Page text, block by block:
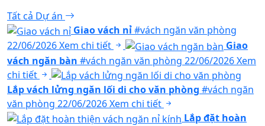
Tất cả Dự án
Giao vách nỉ#vách ngăn văn phòng
22/06/2026Xem chi tiết
Giao
vách ngăn bàn #vách ngăn văn phòng 22/06/2026Xem
chi tiết
Lắp vách lửng ngăn lối di cho văn phòng #vách ngăn
văn phòng 22/06/2026Xem chi tiết
Lắp đặt hoàn